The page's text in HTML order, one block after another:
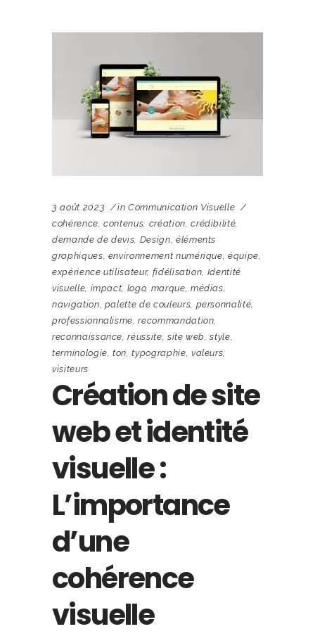
3 août 2023 in Communication Visuelle
cohérence,contenus, création,crédibilité,
demande de devis, Design, éléments
graphiques, environnement numérique,équipe,
expérience utilisateur, fidélisation, Identité
visuelle, impact, logo, marque, médias,
navigation, palette de couleurs, personnalité,
professionnalisme,recommandation,
reconnaissance,réussite, site web,style,
terminologie,ton,typographie, valeurs,
visiteurs
Création de site
web et identité
visuelle :
L’importance
d’une
cohérence
visuelle